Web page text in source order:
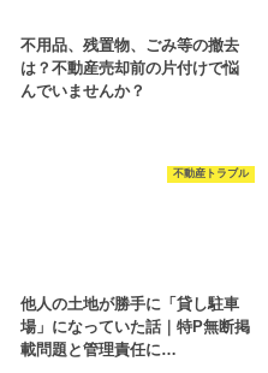
不用品、残置物、ごみ等の撤去
は？不動産売却前の片付けで悩
んでいませんか？
不動産トラブル
他人の土地が勝手に「貸し駐車
場」になっていた話｜特P無断掲
載問題と管理責任に…